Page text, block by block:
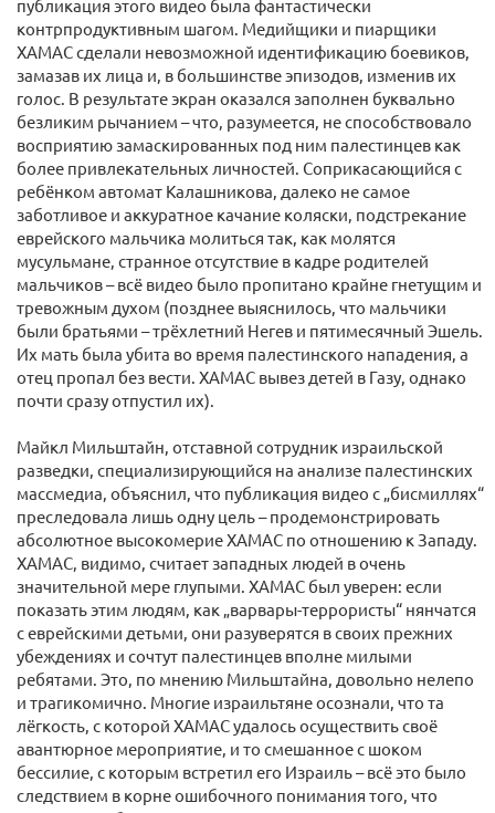
публикация этого видео была фантастически
контрпродуктивным шагом. Медийщики и пиарщики
ХАМАС сделали невозможной идентификацию боевиков,
замазав их лица и, в большинстве эпизодов, изменив их
голос. В результате экран оказался заполнен буквально
безликим рычанием – что, разумеется, не способствовало
восприятию замаскированных под ним палестинцев как
более привлекательных личностей. Соприкасающийся с
ребёнком автомат Калашникова, далеко не самое
заботливое и аккуратное качание коляски, подстрекание
еврейского мальчика молиться так, как молятся
мусульмане, странное отсутствие в кадре родителей
мальчиков – всё видео было пропитано крайне гнетущим и
тревожным духом (позднее выяснилось, что мальчики
были братьями – трёхлетний Негев и пятимесячный Эшель.
Их мать была убита во время палестинского нападения, а
отец пропал без вести. ХАМАС вывез детей в Газу, однако
почти сразу отпустил их).
Майкл Мильштайн, отставной сотрудник израильской
разведки, специализирующийся на анализе палестинских
массмедиа, объяснил, что публикация видео с „бисмиллях“
преследовала лишь одну цель – продемонстрировать
абсолютное высокомерие ХАМАС по отношению к Западу.
ХАМАС, видимо, считает западных людей в очень
значительной мере глупыми. ХАМАС был уверен: если
показать этим людям, как „варвары-террористы“ нянчатся
с еврейскими детьми, они разуверятся в своих прежних
убеждениях и сочтут палестинцев вполне милыми
ребятами. Это, по мнению Мильштайна, довольно нелепо
и трагикомично. Многие израильтяне осознали, что та
лёгкость, с которой ХАМАС удалось осуществить своё
авантюрное мероприятие, и то смешанное с шоком
бессилие, с которым встретил его Израиль – всё это было
следствием в корне ошибочного понимания того, что